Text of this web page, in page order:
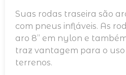
Suas rodas traseira são
com pneus infláveis. As
aro 8” em nylon e
traz vantagem para o
terrenos.